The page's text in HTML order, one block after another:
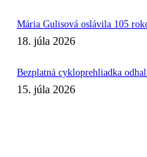
Mária Gulisová oslávila 105
18. júla 2026
Bezplatná cykloprehliadka
15. júla 2026